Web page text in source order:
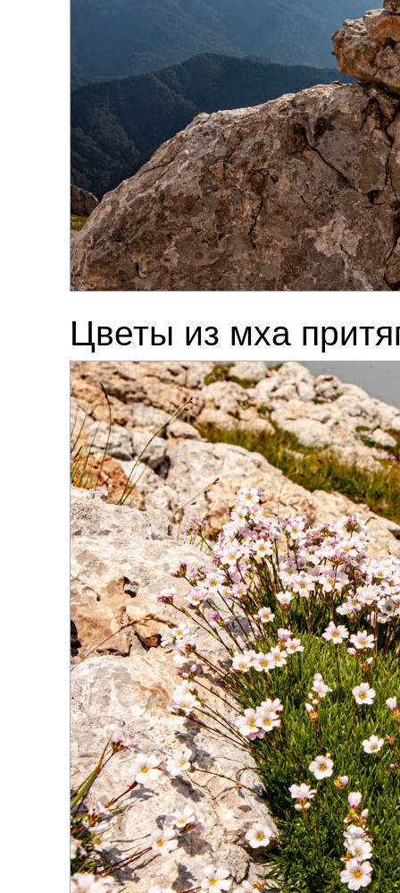
Цветы из мха